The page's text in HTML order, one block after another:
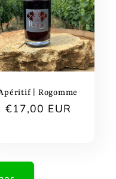
| Rogomme
Prix
€17,00 EUR